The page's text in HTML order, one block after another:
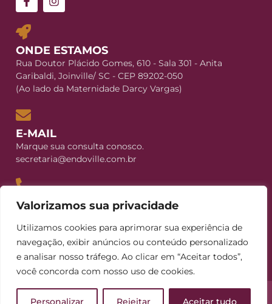
Valorizamos sua privacidade
Utilizamos cookies para aprimorar sua experiência de
navegação, exibir anúncios ou conteúdo personalizado
e analisar nosso tráfego. Ao clicar em “Aceitar todos”,
você concorda com nosso uso de cookies.
Personalizar Rejeitar Aceitar tudo
ONDE ESTAMOS
Rua Doutor Plácido Gomes, 610 - Sala 301 - Anita
Garibaldi, Joinville/ SC - CEP 89202-050
(Ao lado da Maternidade Darcy Vargas)
E-MAIL
Marque sua consulta conosco.
secretaria@endoville.com.br
CONTATO
+55 (47) 99235-8239